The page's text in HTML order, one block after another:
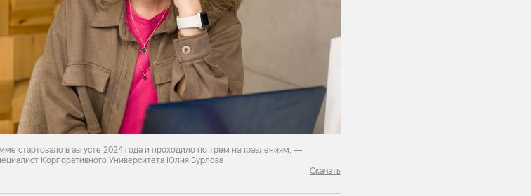
стартовало в августе 2024 года и проходило по трем направлениям, —
Корпоративного Университета Юлия Бурлова
Скачать